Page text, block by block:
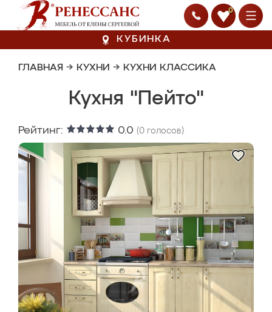
0
КУБИНКА
ГЛАВНАЯ → КУХНИ → КУХНИ КЛАССИКА
Кухня "Пейто"
Рейтинг: 0.0 (0 голосов)